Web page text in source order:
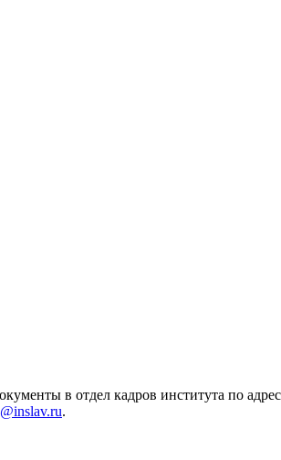
в отдел кадров института по
.